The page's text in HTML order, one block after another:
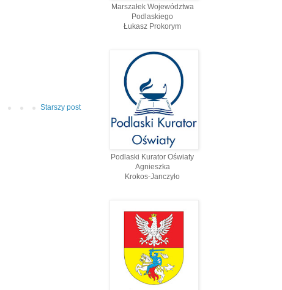
Starszy post
Marszałek Województwa
Podlaskiego
Łukasz Prokorym
Podlaski Kurator Oświaty
Agnieszka
Krokos-Janczyło